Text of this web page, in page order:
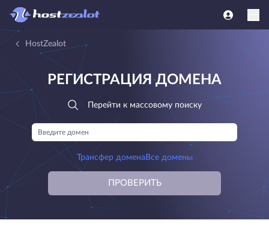
HostZealot
РЕГИСТРАЦИЯ ДОМЕНА
Перейти к массовому поиску
Трансфер домена Все домены
ПРОВЕРИТЬ